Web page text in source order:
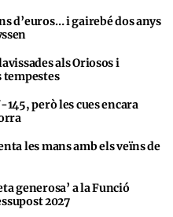
d’euros… i gairebé dos anys
als Oriosos i
tempestes
però les cues encara
les mans amb els veïns de
generosa’ a la Funció
2027